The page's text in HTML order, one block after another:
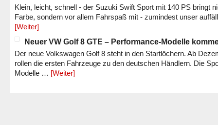
Klein, leicht, schnell - der Suzuki Swift Sport mit 140 PS bringt
Farbe, sondern vor allem Fahrspaß mit - zumindest unser
[Weiter]
Neuer VW Golf 8 GTE – Performance-Modelle
Der neue Volkswagen Golf 8 steht in den Startlöchern. Ab
rollen die ersten Fahrzeuge zu den deutschen Händlern. Die
Modelle … [Weiter]